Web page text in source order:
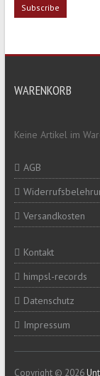
WARENKORB
Keine Artikel im
AGB
Versandkosten
Kontakt
himpsl-records
Datenschutz
Impressum
Copyright © 2026